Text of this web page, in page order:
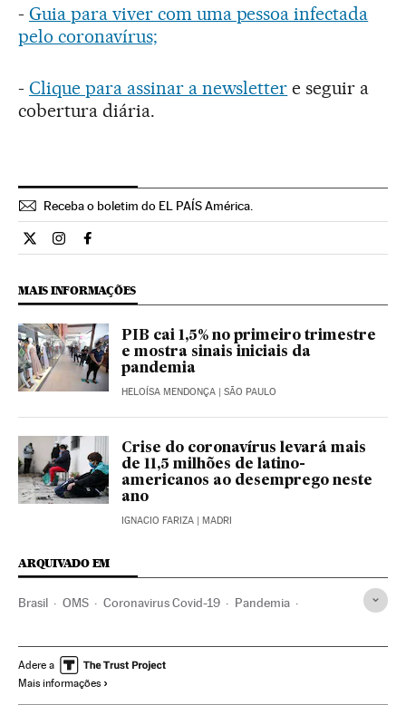
- Guia para viver com uma pessoa infectada
pelo coronavírus;
- Clique para assinar a newsletter e seguir a
cobertura diária.
Receba o boletim do EL PAÍS América.
Economia El País Brasil en Twitter
Economia El País Brasil en Instagram
Economia El País Brasil en Facebook
MAIS INFORMAÇÕES
PIB cai 1,5% no primeiro trimestre
e mostra sinais iniciais da
pandemia
HELOÍSA MENDONÇA | SÃO PAULO
Crise do coronavírus levará mais
de 11,5 milhões de latino-
americanos ao desemprego neste
ano
IGNACIO FARIZA | MADRI
ARQUIVADO EM
Brasil OMS Coronavirus Covid-19 Pandemia
Ministério Saúde Esther Duflo
Investigação científica
Adere a
Mais informações